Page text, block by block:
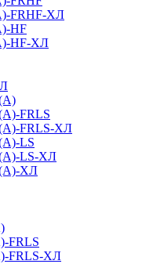
FRHF-ХЛ
HF
HF-ХЛ
FRLS
FRLS-ХЛ
LS
LS-ХЛ
ХЛ
FRLS
FRLS-ХЛ